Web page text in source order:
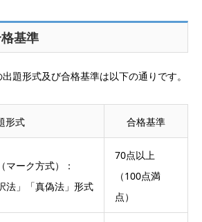
基準
題形式及び合格基準は以下の通りです。
形式 合格基準
マーク方式）：
法」「真偽法」形式
70点以上
（100点満
点）